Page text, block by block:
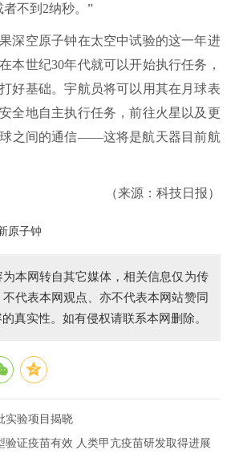
不到2纳秒。”
空原子钟在太空中试验的这一年进
本世纪30年代就可以开始执行任务，
好基础。宇航员将可以用其在月球表
全地自主执行任务，前往火星以及更
之间的通信——这将是航天器目前航
（来源：科技日报）
原子钟
为本网转自其它媒体，相关信息仅为传
代表本网观点、亦不代表本网站赞同
真实性。如有侵权请联系本网删除。
实验项目揭晓
验证疫苗有效 人类甲亢疫苗研发取得进展